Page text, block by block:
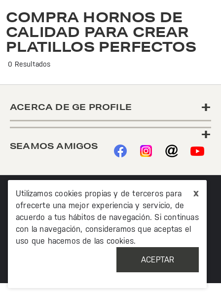
x
Utilizamos cookies propias y de terceros para
ofrecerte una mejor experiencia y servicio, de
acuerdo a tus hábitos de navegación. Si continuas
con la navegación, consideramos que aceptas el
uso que hacemos de las cookies.
ACEPTAR
COMPRA HORNOS DE
CALIDAD PARA CREAR
PLATILLOS PERFECTOS
0 Resultados
ACERCA DE GE PROFILE
+
+
SEAMOS AMIGOS
©2020 TODOS LOS DERECHOS RESERVADOS MABE
MÉXICO AV. PASEO DE LAS PALMAS 215 PISO 7, COL. LOMAS